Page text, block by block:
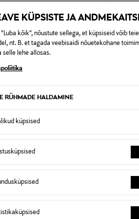
KÜPSISTE JA
"Luba kõik", nõustute sellega, et küpsiseid võib
nt. B. et tagada veebisaidi nõuetekohane
selle lehe allosas.
RÜHMADE HALDAMINE
küpsised